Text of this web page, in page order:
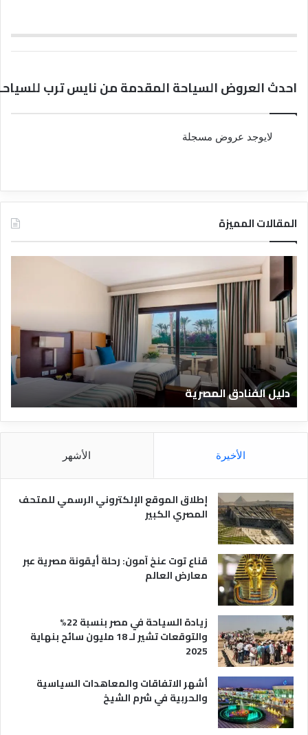
احدث العروض السياحة المقدمة من نايس ترب
لايوجد عروض مسجلة
المقالات المميزة
ا
ل
ف
ن
ا
د
ق
ا
ل
ر
ة
دليل الفنادق المصرية
ق
و
الأخيرة الأشهر
إطلاق الموقع الإلكتروني الرسمي للمتحف
المصري الكبير
قناع توت عنخ آمون: رحلة أيقونة مصرية عبر
معارض العالم
زيادة السياحة في مصر بنسبة 22%
والتوقعات تشير لـ 18 مليون سائح بنهاية
2025
أشهر الاتفاقات والمعاهدات السياسية
والحربية في شرم الشيخ